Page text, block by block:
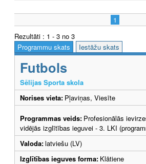
1
Rezultāti : 1 - 3 no 3
Programmu skats
Iestāžu skats
Futbols
Sēlijas Sporta skola
Norises vieta: Pļaviņas, Viesīte
Programmas veids: Profesionālās
vidējās izglītības ieguvei - 3. LKI
Valoda:latviešu (LV)
Izglītības ieguves forma: Klātiene